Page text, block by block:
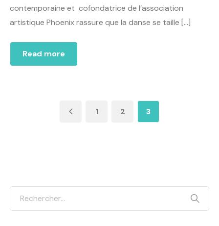
contemporaine et cofondatrice de l’association
artistique Phoenix rassure que la danse se taille […]
Read more
1 2 3